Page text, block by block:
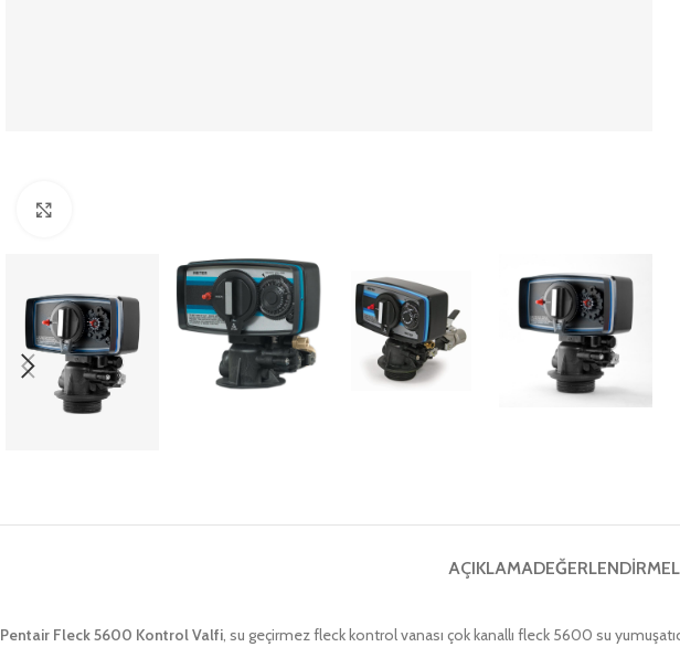
AÇIKLAMA
Pentair Fleck 5600 Kontrol Valfi, su geçirmez fleck kontrol vanası çok kanallı fleck 5600 su